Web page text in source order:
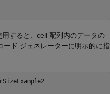
用すると、cell 配列内のデータの
ード ジェネレーターに明示的に指